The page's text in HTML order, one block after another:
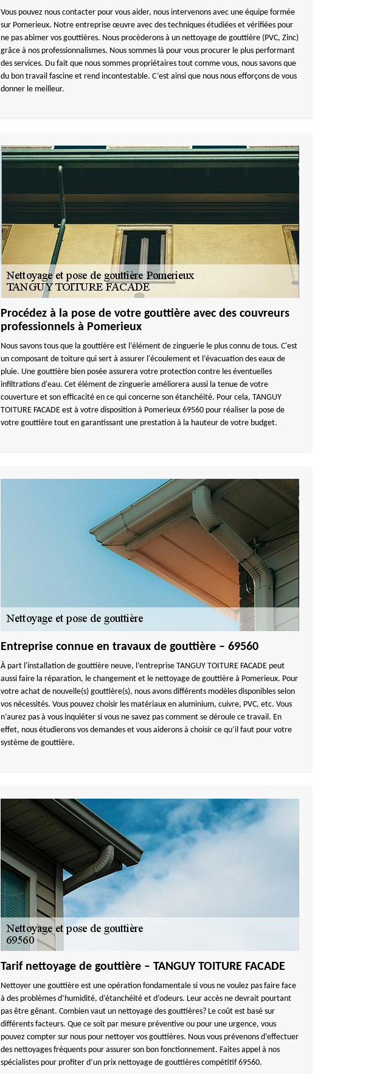
Vous pouvez nous contacter pour vous aider, nous intervenons avec une équipe formée
sur Pomerieux. Notre entreprise œuvre avec des techniques étudiées et vérifiées pour
ne pas abimer vos gouttières. Nous procèderons à un nettoyage de gouttière (PVC, Zinc)
grâce à nos professionnalismes. Nous sommes là pour vous procurer le plus performant
des services. Du fait que nous sommes propriétaires tout comme vous, nous savons que
du bon travail fascine et rend incontestable. C’est ainsi que nous nous efforçons de vous
donner le meilleur.
Procédez à la pose de votre gouttière avec des couvreurs
professionnels à Pomerieux
Nous savons tous que la gouttière est l’élément de zinguerie le plus connu de tous. C'est
un composant de toiture qui sert à assurer l'écoulement et l’évacuation des eaux de
pluie. Une gouttière bien posée assurera votre protection contre les éventuelles
infiltrations d'eau. Cet élément de zinguerie améliorera aussi la tenue de votre
couverture et son efficacité en ce qui concerne son étanchéité. Pour cela, TANGUY
TOITURE FACADE est à votre disposition à Pomerieux 69560 pour réaliser la pose de
votre gouttière tout en garantissant une prestation à la hauteur de votre budget.
Entreprise connue en travaux de gouttière – 69560
À part l'installation de gouttière neuve, l’entreprise TANGUY TOITURE FACADE peut
aussi faire la réparation, le changement et le nettoyage de gouttière à Pomerieux. Pour
votre achat de nouvelle(s) gouttière(s), nous avons différents modèles disponibles selon
vos nécessités. Vous pouvez choisir les matériaux en aluminium, cuivre, PVC, etc. Vous
n’aurez pas à vous inquiéter si vous ne savez pas comment se déroule ce travail. En
effet, nous étudierons vos demandes et vous aiderons à choisir ce qu’il faut pour votre
système de gouttière.
Tarif nettoyage de gouttière – TANGUY TOITURE FACADE
Nettoyer une gouttière est une opération fondamentale si vous ne voulez pas faire face
à des problèmes d’humidité, d’étanchéité et d’odeurs. Leur accès ne devrait pourtant
pas être gênant. Combien vaut un nettoyage des gouttières? Le coût est basé sur
différents facteurs. Que ce soit par mesure préventive ou pour une urgence, vous
pouvez compter sur nous pour nettoyer vos gouttières. Nous vous prévenons d’effectuer
des nettoyages fréquents pour assurer son bon fonctionnement. Faites appel à nos
spécialistes pour profiter d’un prix nettoyage de gouttières compétitif 69560.